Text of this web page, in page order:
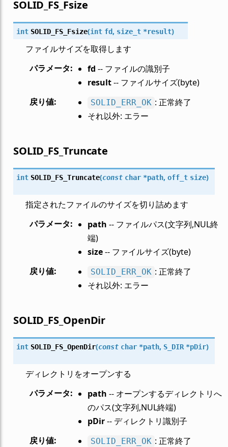
SOLID_FS_Fsize
int SOLID_FS_Fsize(int fd, size_t *result)
ファイルサイズを取得します
パラメータ: fd -- ファイルの識別子
result-- ファイルサイズ(byte)
戻り値: SOLID_ERR_OK : 正常終了
それ以外: エラー
SOLID_FS_Truncate
int SOLID_FS_Truncate(const char *path, off_t size)
指定されたファイルのサイズを切り詰めます
パラメータ: path -- ファイルパス(文字列,NUL終
端)
size-- ファイルサイズ(byte)
戻り値: SOLID_ERR_OK : 正常終了
それ以外: エラー
SOLID_FS_OpenDir
int SOLID_FS_OpenDir(const char *path, S_DIR *pDir)
ディレクトリをオープンする
パラメータ: path -- オープンするディレクトリへ
のパス(文字列,NUL終端)
pDir-- ディレクトリ識別子
戻り値: SOLID_ERR_OK : 正常終了